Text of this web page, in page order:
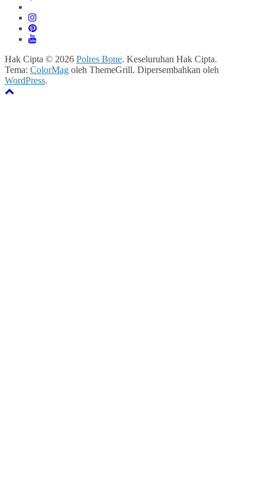
Hak Cipta © 2026 Polres Bone. Keseluruhan Hak Cipta.
Tema: ColorMag oleh ThemeGrill. Dipersembahkan oleh
WordPress.